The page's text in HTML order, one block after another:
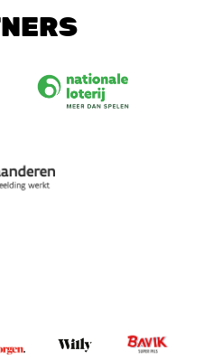
Image
Image Image